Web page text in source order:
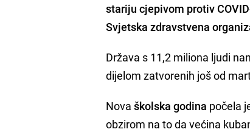
stariju cjepivom protiv
Svjetska zdravstvena
Država s 11,2 miliona ljudi
dijelom zatvorenih još od
Novaškolska godina počela
obzirom na to da većina